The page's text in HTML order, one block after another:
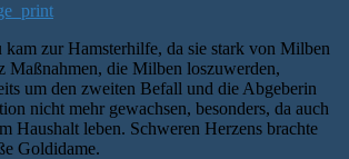
zur Hamsterhilfe, da sie stark von Milben
Maßnahmen, die Milben loszuwerden,
um den zweiten Befall und die Abgeberin
nicht mehr gewachsen, besonders, da auch
Haushalt leben. Schweren Herzens brachte
Goldidame.